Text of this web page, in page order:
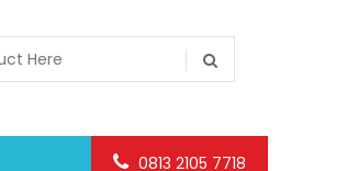
0813 2105 7718